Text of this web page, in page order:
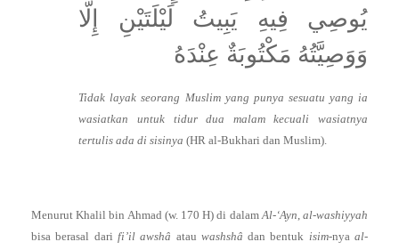
يُوصِي فِيهِ يَبِيتُ لَيْلَتَيْنِ إِلَّا
وَوَصِيَّتُهُ مَكْتُوبَةٌ عِنْدَهُ
Tidak layak seorang Muslim yang punya sesuatu yang ia
wasiatkan untuk tidur dua malam kecuali wasiatnya
tertulis ada di sisinya(HR al-Bukhari dan Muslim).
Menurut Khalil bin Ahmad (w. 170 H) di dalamAl-‘Ayn,al-washiyyah
bisa berasal dari fi’il awshâ atau washshâ dan bentuk isim-nyaal-